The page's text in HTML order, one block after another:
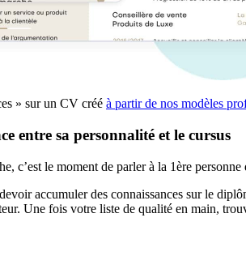
» sur un CV créé à partir de nos modèles
entre sa personnalité et le cursus
c’est le moment de parler à la 1ère
accumuler des connaissances sur le
Une fois votre liste de qualité en main,